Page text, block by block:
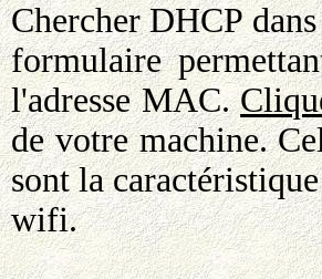
Chercher DHCP
formulaire
l'adresse MAC.
de votre machine.
sont la
wifi.